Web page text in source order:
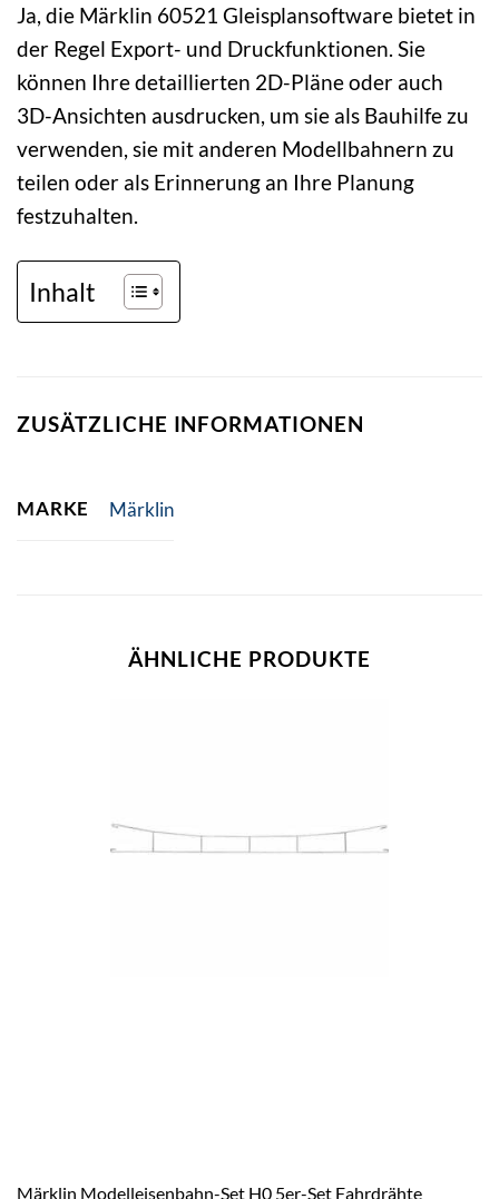
Ja, die Märklin 60521 Gleisplansoftware bietet in
der Regel Export- und Druckfunktionen. Sie
können Ihre detaillierten 2D-Pläne oder auch
3D-Ansichten ausdrucken, um sie als Bauhilfe zu
verwenden, sie mit anderen Modellbahnern zu
teilen oder als Erinnerung an Ihre Planung
festzuhalten.
Inhalt
ZUSÄTZLICHE INFORMATIONEN
MARKE Märklin
ÄHNLICHE PRODUKTE
Märklin Modelleisenbahn-Set H0 5er-Set Fahrdrähte